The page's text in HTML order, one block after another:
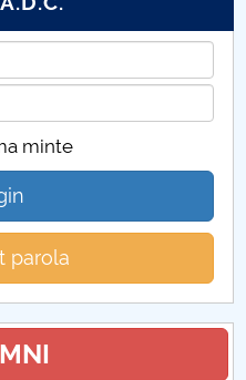
2020
2020
2020
2020
2020
2020
minte
parola